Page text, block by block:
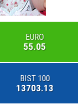
EURO
55.05
BIST 100
13703.13